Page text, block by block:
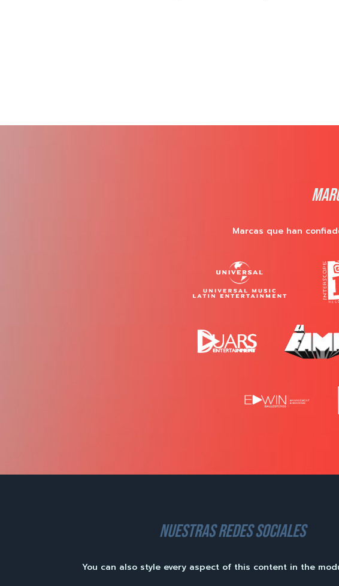
Marcas que han
nuestras redes sociales
You can also style every aspect of this content in the